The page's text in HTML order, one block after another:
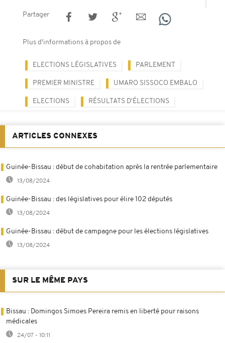
Partager
Plus d'informations à propos de
ELECTIONS LÉGISLATIVES PARLEMENT
PREMIER MINISTRE UMARO SISSOCO EMBALO
ELECTIONS RÉSULTATS D'ÉLECTIONS
ARTICLES CONNEXES
Guinée-Bissau : début de cohabitation après la rentrée parlementaire
13/08/2024
Guinée-Bissau : des législatives pour élire 102 députés
13/08/2024
Guinée-Bissau : début de campagne pour les élections législatives
13/08/2024
SUR LE MÊME PAYS
Bissau : Domingos Simoes Pereira remis en liberté pour raisons
médicales
24/07 - 10:11